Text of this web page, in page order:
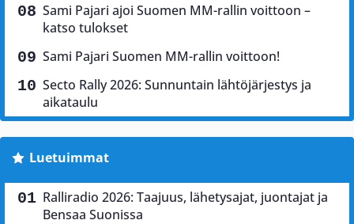
Sami Pajari ajoi Suomen MM-rallin voittoon –
katso tulokset
Sami Pajari Suomen MM-rallin voittoon!
Secto Rally 2026: Sunnuntain lähtöjärjestys ja
aikataulu
Luetuimmat
Ralliradio 2026: Taajuus, lähetysajat, juontajat ja
Bensaa Suonissa